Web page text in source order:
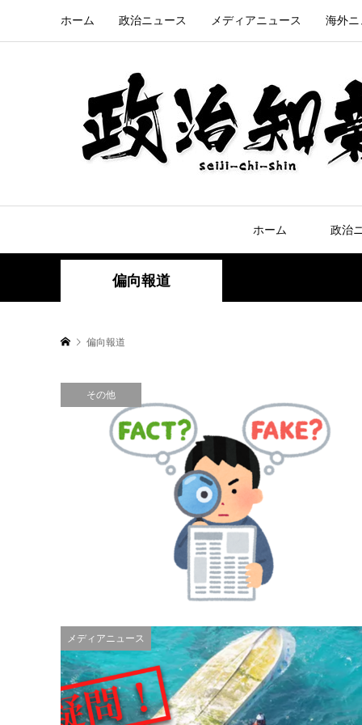
ホーム 政治ニュース メディアニュース 海外
ホーム 政治
偏向報道
偏向報道
その他
メディアニュース